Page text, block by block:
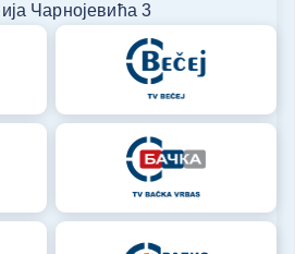
Чарнојевића 3